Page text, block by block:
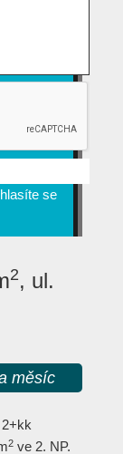
se
2, ul.
měsíc
2+kk
2 ve 2. NP.